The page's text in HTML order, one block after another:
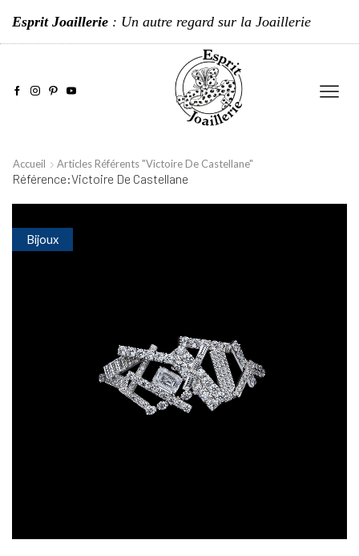
Esprit Joaillerie : Un autre regard sur la Joaillerie
Accueil Articles Référents "Victoire De Castellane"
Référence:Victoire De Castellane
Bijoux